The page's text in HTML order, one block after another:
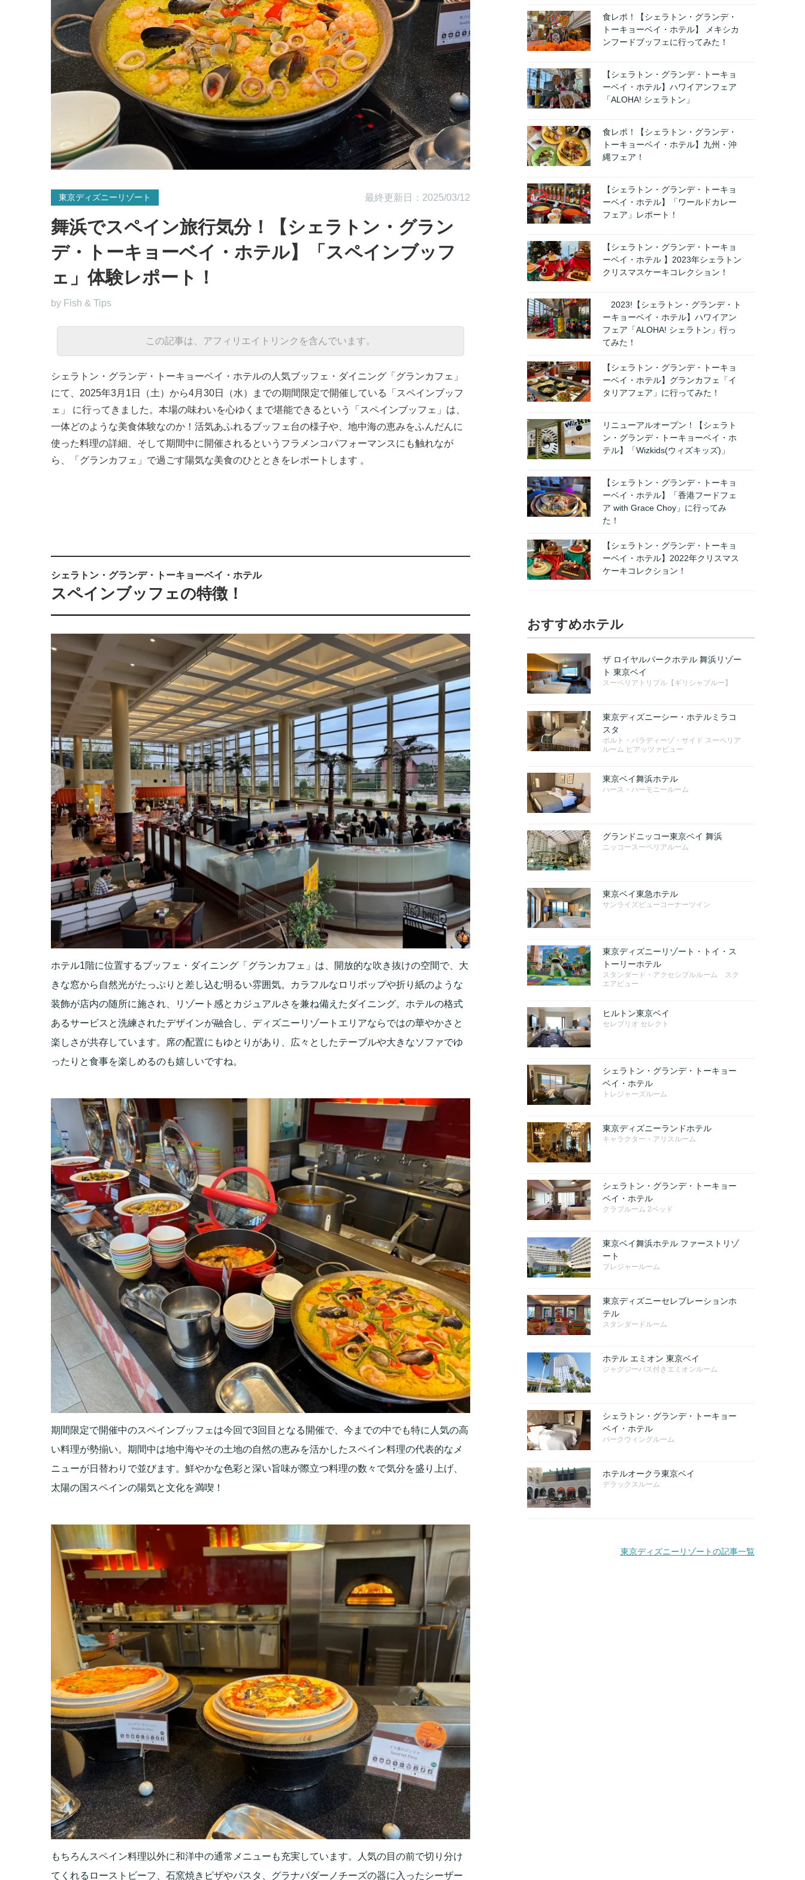
東京ディズニーリゾート 最終更新日：2025/03/12
舞浜でスペイン旅行気分！【シェラトン・グラン
デ・トーキョーベイ・ホテル】「スペインブッフ
ェ」体験レポート！
by Fish & Tips
この記事は、アフィリエイトリンクを含んでいます。
シェラトン・グランデ・トーキョーベイ・ホテルの人気ブッフェ・ダイニング「グランカフェ」
にて、2025年3月1日（土）から4月30日（水）までの期間限定で開催している「スペインブッフ
ェ」 に行ってきました。本場の味わいを心ゆくまで堪能できるという「スペインブッフェ」は、
一体どのような美食体験なのか！活気あふれるブッフェ台の様子や、地中海の恵みをふんだんに
使った料理の詳細、そして期間中に開催されるというフラメンコパフォーマンスにも触れなが
ら、「グランカフェ」で過ごす陽気な美食のひとときをレポートします 。
シェラトン・グランデ・トーキョーベイ・ホテル
スペインブッフェの特徴！
ホテル1階に位置するブッフェ・ダイニング「グランカフェ」は、開放的な吹き抜けの空間で、大
きな窓から自然光がたっぷりと差し込む明るい雰囲気。カラフルなロリポップや折り紙のような
装飾が店内の随所に施され、リゾート感とカジュアルさを兼ね備えたダイニング。ホテルの格式
あるサービスと洗練されたデザインが融合し、ディズニーリゾートエリアならではの華やかさと
楽しさが共存しています。席の配置にもゆとりがあり、広々としたテーブルや大きなソファでゆ
ったりと食事を楽しめるのも嬉しいですね。
期間限定で開催中のスペインブッフェは今回で3回目となる開催で、今までの中でも特に人気の高
い料理が勢揃い。期間中は地中海やその土地の自然の恵みを活かしたスペイン料理の代表的なメ
ニューが日替わりで並びます。鮮やかな色彩と深い旨味が際立つ料理の数々で気分を盛り上げ、
太陽の国スペインの陽気と文化を満喫！
もちろんスペイン料理以外に和洋中の通常メニューも充実しています。人気の目の前で切り分け
てくれるローストビーフ、石窯焼きピザやパスタ、グラナパダーノチーズの器に入ったシーザー
食レポ！【シェラトン・グランデ・
トーキョーベイ・ホテル】 メキシカ
ンフードブッフェに行ってみた！
【シェラトン・グランデ・トーキョ
ーベイ・ホテル】ハワイアンフェア
「ALOHA! シェラトン」
食レポ！【シェラトン・グランデ・
トーキョーベイ・ホテル】九州・沖
縄フェア！
【シェラトン・グランデ・トーキョ
ーベイ・ホテル】「ワールドカレー
フェア」レポート！
【シェラトン・グランデ・トーキョ
ーベイ・ホテル 】2023年シェラトン
クリスマスケーキコレクション！
2023!【シェラトン・グランデ・ト
ーキョーベイ・ホテル】ハワイアン
フェア「ALOHA! シェラトン」行っ
てみた！
【シェラトン・グランデ・トーキョ
ーベイ・ホテル】グランカフェ「イ
タリアフェア」に行ってみた！
リニューアルオープン！【シェラト
ン・グランデ・トーキョーベイ・ホ
テル】「Wizkids(ウィズキッズ)」
【シェラトン・グランデ・トーキョ
ーベイ・ホテル】「香港フードフェ
ア with Grace Choy」に行ってみ
た！
【シェラトン・グランデ・トーキョ
ーベイ・ホテル】2022年クリスマス
ケーキコレクション！
おすすめホテル
ザ ロイヤルパークホテル 舞浜リゾー
ト 東京ベイ
スーペリアトリプル【ギリシャブルー】
東京ディズニーシー・ホテルミラコ
スタ
ポルト・パラディーゾ・サイド スーペリア
ルーム ピアッツァビュー
東京ベイ舞浜ホテル
ハース・ハーモニールーム
グランドニッコー東京ベイ 舞浜
ニッコースーペリアルーム
東京ベイ東急ホテル
サンライズビューコーナーツイン
東京ディズニーリゾート・トイ・ス
トーリーホテル
スタンダード・アクセシブルルーム スク
エアビュー
ヒルトン東京ベイ
セレブリオ セレクト
シェラトン・グランデ・トーキョー
ベイ・ホテル
トレジャーズルーム
東京ディズニーランドホテル
キャラクター・アリスルーム
シェラトン・グランデ・トーキョー
ベイ・ホテル
クラブルーム 2ベッド
東京ベイ舞浜ホテル ファーストリゾ
ート
プレジャールーム
東京ディズニーセレブレーションホ
テル
スタンダードルーム
ホテル エミオン 東京ベイ
ジャグジーバス付きエミオンルーム
シェラトン・グランデ・トーキョー
ベイ・ホテル
パークウィングルーム
ホテルオークラ東京ベイ
デラックスルーム
東京ディズニーリゾートの記事一覧